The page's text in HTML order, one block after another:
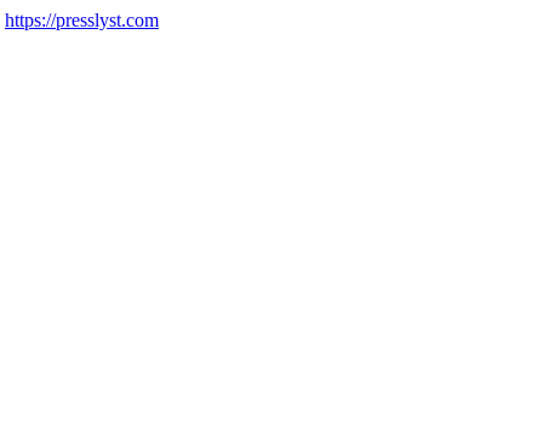
https://presslyst.com